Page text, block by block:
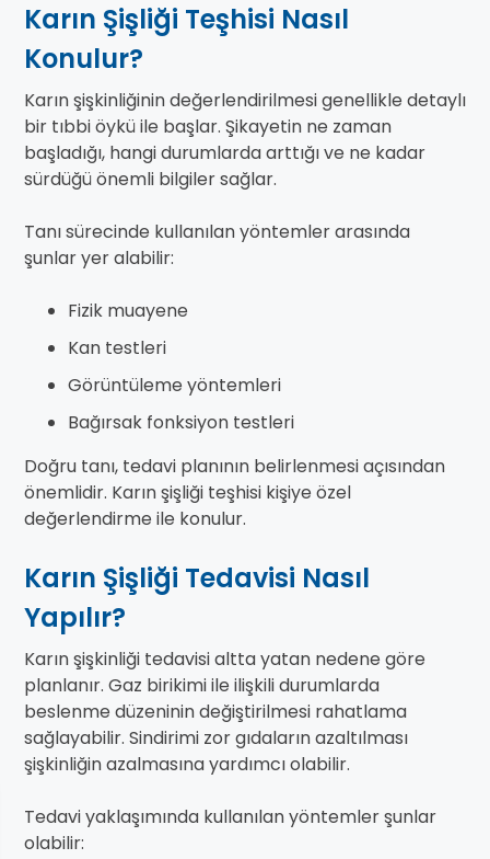
Karın Şişliği Teşhisi Nasıl
Konulur?
Karın şişkinliğinin değerlendirilmesi genellikle detaylı
bir tıbbi öykü ile başlar. Şikayetin ne zaman
başladığı, hangi durumlarda arttığı ve ne kadar
sürdüğü önemli bilgiler sağlar.
Tanı sürecinde kullanılan yöntemler arasında
şunlar yer alabilir:
Fizik muayene
Kan testleri
Görüntüleme yöntemleri
Bağırsak fonksiyon testleri
Doğru tanı, tedavi planının belirlenmesi açısından
önemlidir. Karın şişliği teşhisi kişiye özel
değerlendirme ile konulur.
Karın Şişliği Tedavisi Nasıl
Yapılır?
Karın şişkinliği tedavisi altta yatan nedene göre
planlanır. Gaz birikimi ile ilişkili durumlarda
beslenme düzeninin değiştirilmesi rahatlama
sağlayabilir. Sindirimi zor gıdaların azaltılması
şişkinliğin azalmasına yardımcı olabilir.
Tedavi yaklaşımında kullanılan yöntemler şunlar
olabilir: